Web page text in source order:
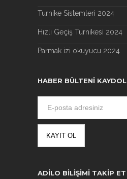
Turnike Sistemleri 2024
Hızlı Geçiş Turnikesi 2024
Parmak izi okuyucu 2024
HABER BÜLTENI KAYDOL
ADILO BILIŞIMI TAKIP ET